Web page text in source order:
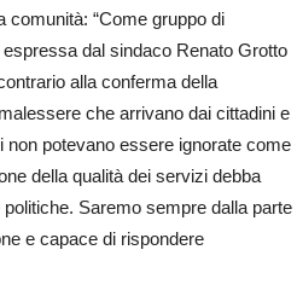
comunità: “Come gruppo di
dal sindaco Renato Grotto
alla conferma della
che arrivano dai cittadini e
potevano essere ignorate come
della qualità dei servizi debba
Saremo sempre dalla parte
e capace di rispondere